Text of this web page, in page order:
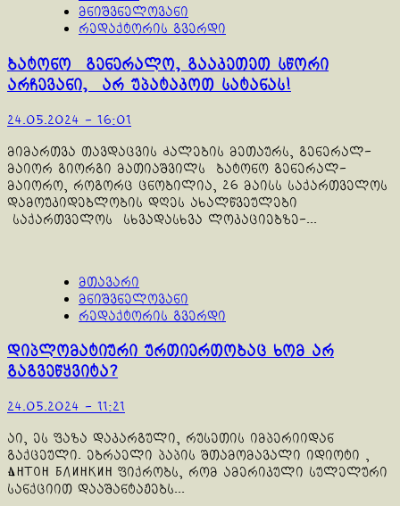
მნიშვნელოვანი
რედაქტორის გვერდი
ბატონო გენერალო, გააკეთეთ სწორი
არჩევანი, არ უპატაკოთ სატანას!
24.05.2024 - 16:01
მიმართვა თავდაცვის ძალების მეთაურს, გენერალ-
მაიორ გიორგი მათიაშვილს ბატონო გენერალ-
მაიორო, როგორც ცნობილია, 26 მაისს საქართველოს
დამოუკიდებლობის დღეს ახალწვეულები
საქართველოს სხვადასხვა ლოკაციებზე-...
მთავარი
მნიშვნელოვანი
რედაქტორის გვერდი
დიპლომატიური ურთიერთობაც ხომ არ
გაგვეწყვიტა?
24.05.2024 - 11:21
აი, ეს ფაზა დაკარგული, რუსეთის იმპერიიდან
გაქცეული. ებრაელი პაპის შთამომავალი იდიოტი ,
Антон Блинкин ფიქრობს, რომ ამერიკული სულელური
სანქციით დააშანტაჟებს...